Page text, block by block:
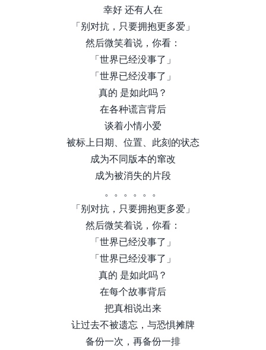
幸好 还有人在
「别对抗，只要拥抱更多爱」
然后微笑着说，你看：
「世界已经没事了」
「世界已经没事了」
真的 是如此吗？
在各种谎言背后
谈着小情小爱
被标上日期、位置、此刻的状态
成为不同版本的窜改
成为被消失的片段
。。。。。。
「别对抗，只要拥抱更多爱」
然后微笑着说，你看：
「世界已经没事了」
「世界已经没事了」
真的 是如此吗？
在每个故事背后
把真相说出来
让过去不被遗忘，与恐惧摊牌
备份一次，再备份一排